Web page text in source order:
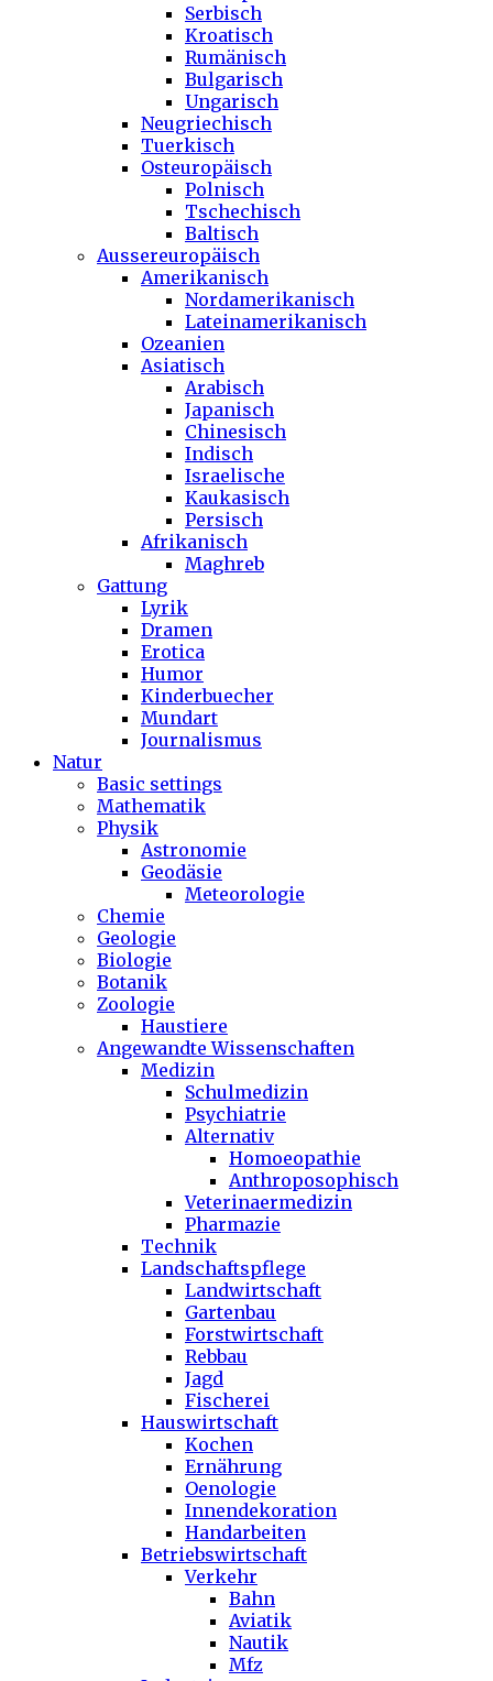
Serbisch
Kroatisch
Rumänisch
Bulgarisch
Ungarisch
Neugriechisch
Tuerkisch
Osteuropäisch
Polnisch
Tschechisch
Baltisch
Aussereuropäisch
Amerikanisch
Nordamerikanisch
Lateinamerikanisch
Ozeanien
Asiatisch
Arabisch
Japanisch
Chinesisch
Indisch
Israelische
Kaukasisch
Persisch
Afrikanisch
Maghreb
Gattung
Lyrik
Dramen
Erotica
Humor
Kinderbuecher
Mundart
Journalismus
Natur
Basic settings
Mathematik
Physik
Astronomie
Geodäsie
Meteorologie
Chemie
Geologie
Biologie
Botanik
Zoologie
Haustiere
Angewandte Wissenschaften
Medizin
Schulmedizin
Psychiatrie
Alternativ
Homoeopathie
Anthroposophisch
Veterinaermedizin
Pharmazie
Technik
Landschaftspflege
Landwirtschaft
Gartenbau
Forstwirtschaft
Rebbau
Jagd
Fischerei
Hauswirtschaft
Kochen
Ernährung
Oenologie
Innendekoration
Handarbeiten
Betriebswirtschaft
Verkehr
Bahn
Aviatik
Nautik
Mfz